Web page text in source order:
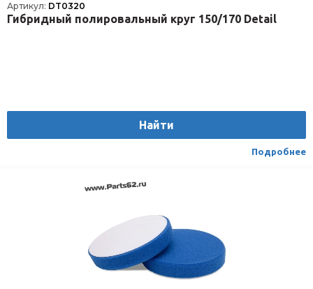
Артикул: DT0320
Гибридный полировальный круг 150/170 Detail
Найти
Подробнее